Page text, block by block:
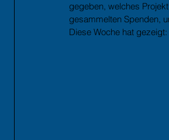
gegeben, welches
gesammelten Spenden,
Diese Woche hat gezeigt: